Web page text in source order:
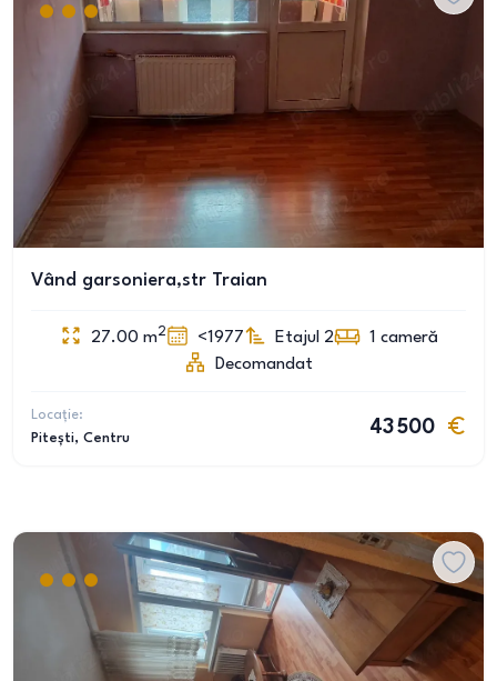
Vând garsoniera,str Traian
27.00 m2 <1977 Etajul 2 1 cameră
Decomandat
Locație:
Pitești, Centru
43 500